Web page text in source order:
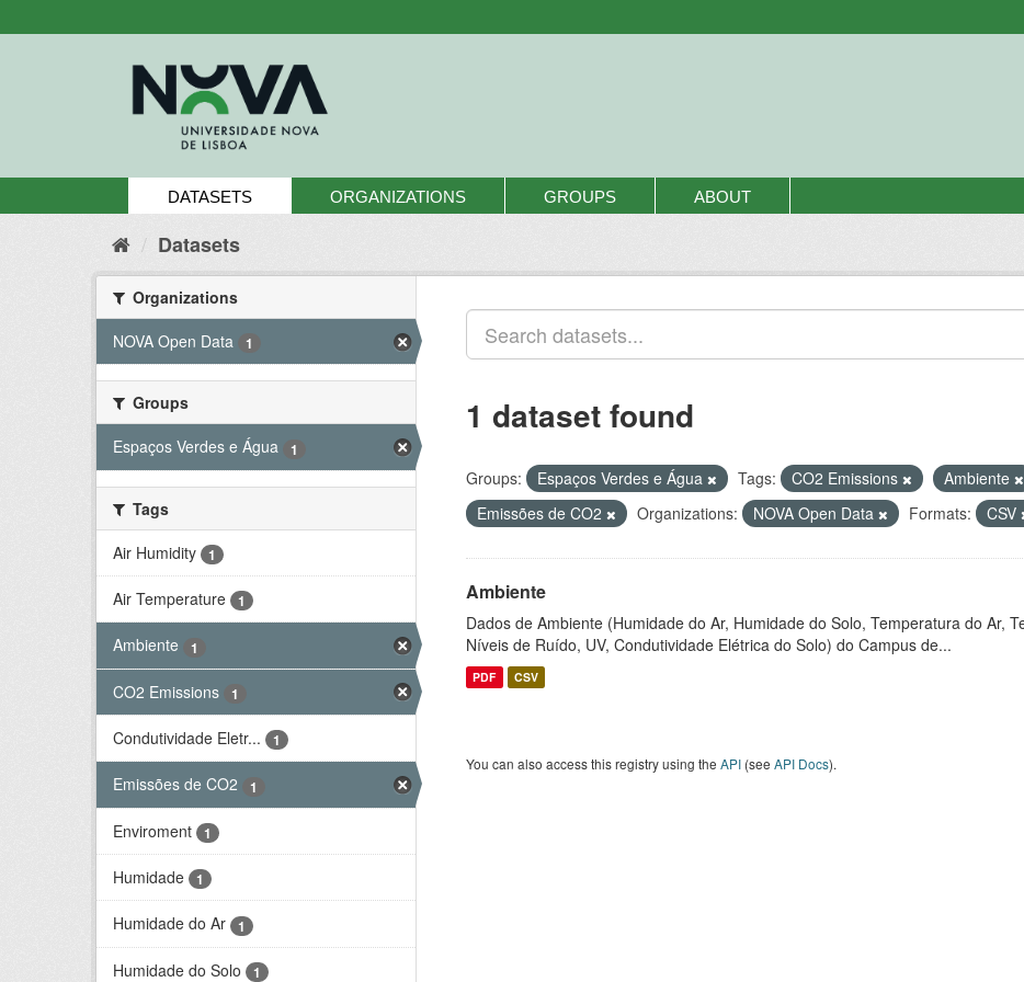
to
DATASETS ORGANIZATIONS GROUPS ABOUT
Datasets
Organizations
NOVA Open Data
1
Groups
Espaços Verdes e Água
1
Tags
Air Humidity
1
Air Temperature 1
Ambiente 1
CO2 Emissions 1
Condutividade Eletr... 1
Emissões de CO2 1
Enviroment 1
Humidade 1
Humidade do Ar 1
Humidade do Solo 1
1 dataset found
Groups: Espaços Verdes e Água Tags: CO2 Emissions
Ambiente
Emissões de CO2
Organizations: NOVA Open Data Formats: CSV
Ambiente
Dados de Ambiente (Humidade do Ar, Humidade do Solo, Temperatura do Ar,
Níveis de Ruído, UV, Condutividade Elétrica do Solo) do Campus de...
PDF CSV
You can also access this registry using the API (see API Docs).